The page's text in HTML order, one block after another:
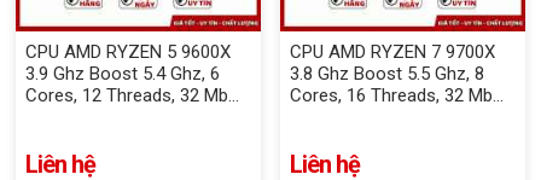
CPU AMD RYZEN 5 9600X
3.9 Ghz Boost 5.4 Ghz, 6
Cores, 12 Threads, 32 Mb
Liên hệ
CPU AMD RYZEN 7 9700X
3.8 Ghz Boost 5.5 Ghz, 8
Cores, 16 Threads, 32 Mb
Liên hệ